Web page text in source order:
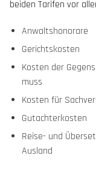
beiden Tarifen vor
Anwaltshonorare
Gerichtskosten
Kosten der
muss
Kosten für
Gutachterkosten
Reise- und
Ausland